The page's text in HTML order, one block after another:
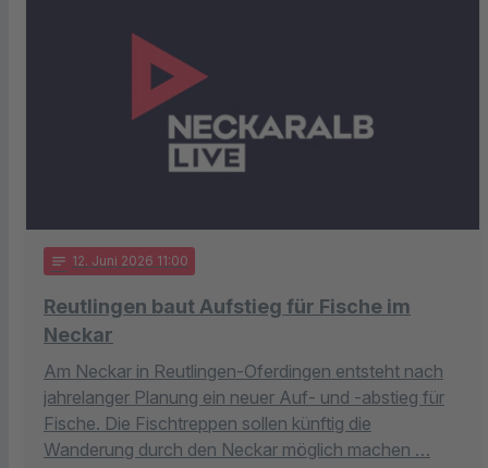
notes 12. Juni 2026 11:00
Reutlingen baut Aufstieg für Fische im
Neckar
Am Neckar in Reutlingen-Oferdingen entsteht nach
jahrelanger Planung ein neuer Auf- und -abstieg für
Fische. Die Fischtreppen sollen künftig die
Wanderung durch den Neckar möglich machen …